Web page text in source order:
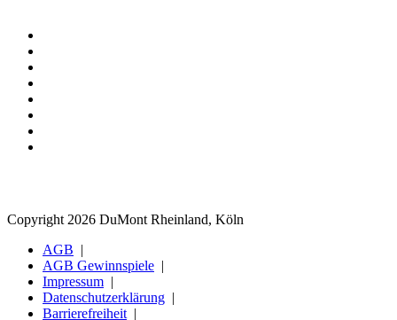
Copyright 2026 DuMont Rheinland, Köln
AGB
AGB Gewinnspiele
Impressum
Datenschutzerklärung
Barrierefreiheit